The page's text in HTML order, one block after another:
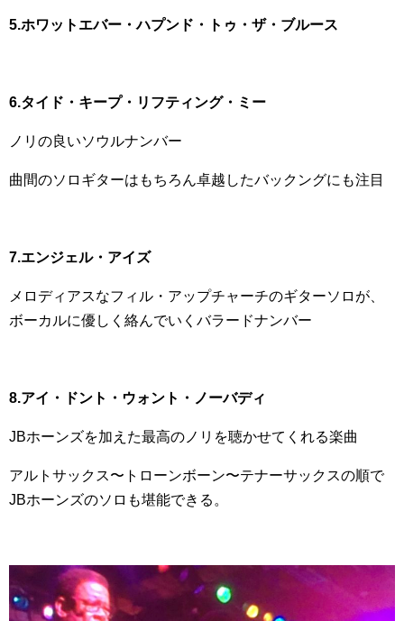
5.ホワットエバー・ハプンド・トゥ・ザ・ブルース
6.タイド・キープ・リフティング・ミー
ノリの良いソウルナンバー
曲間のソロギターはもちろん卓越したバックングにも注目
7.エンジェル・アイズ
メロディアスなフィル・アップチャーチのギターソロが、
ボーカルに優しく絡んでいくバラードナンバー
8.アイ・ドント・ウォント・ノーバディ
JBホーンズを加えた最高のノリを聴かせてくれる楽曲
アルトサックス〜トローンボーン〜テナーサックスの順で
JBホーンズのソロも堪能できる。